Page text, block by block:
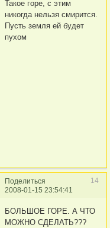
Такое горе, с этим
никогда нельзя смирится.
Пусть земля ей будет
пухом
Поделиться
14
2008-01-15 23:54:41
БОЛЬШОЕ ГОРЕ. А ЧТО
МОЖНО СДЕЛАТЬ???